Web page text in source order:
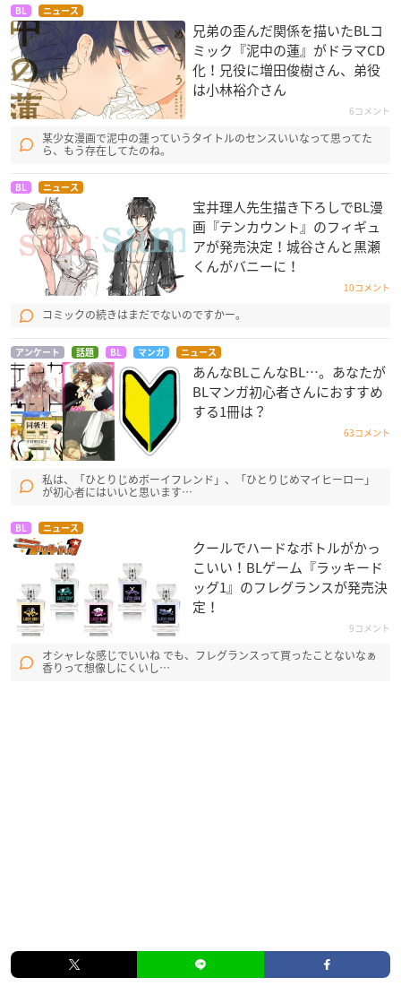
BL ニュース
兄弟の歪んだ関係を描いたBLコ
ミック『泥中の蓮』がドラマCD
化！兄役に増田俊樹さん、弟役
は小林裕介さん
6コメント
某少女漫画で泥中の蓮っていうタイトルのセンスいいなって思ってた
ら、もう存在してたのね。
BL ニュース
宝井理人先生描き下ろしでBL漫
画『テンカウント』のフィギュ
アが発売決定！城谷さんと黒瀬
くんがバニーに！
10コメント
コミックの続きはまだでないのですかー。
アンケート 話題 BL マンガ ニュース
あんなBLこんなBL…。あなたが
BLマンガ初心者さんにおすすめ
する1冊は？
63コメント
私は、「ひとりじめボーイフレンド」、「ひとりじめマイヒーロー」
が初心者にはいいと思います…
BL ニュース
クールでハードなボトルがかっ
こいい！BLゲーム『ラッキード
ッグ1』のフレグランスが発売決
定！
9コメント
オシャレな感じでいいね でも、フレグランスって買ったことないなぁ
香りって想像しにくいし…